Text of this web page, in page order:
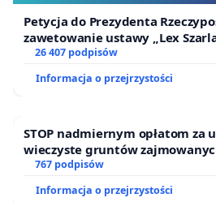
Jakub Słoniewski uczeń
otrzyma Państwa adres IP
gromadzić dane dotyczące
wideo zgodnie ze swoją
Petycja do Prezydenta
zawetowanie ustawy „Lex
26 407 podpisów
Informacja o przejrzystości
STOP nadmiernym opłatom za
wieczyste gruntów
ogrody działkowe.
767 podpisów
Informacja o przejrzystości